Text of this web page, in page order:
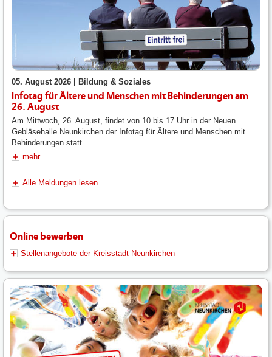
05. August 2026 | Bildung & Soziales
Infotag für Ältere und Menschen mit Behinderungen am
26. August
Am Mittwoch, 26. August, findet von 10 bis 17 Uhr in der Neuen
Gebläsehalle Neunkirchen der Infotag für Ältere und Menschen mit
Behinderungen statt....
mehr
Alle Meldungen lesen
Online bewerben
Stellenangebote der Kreisstadt Neunkirchen